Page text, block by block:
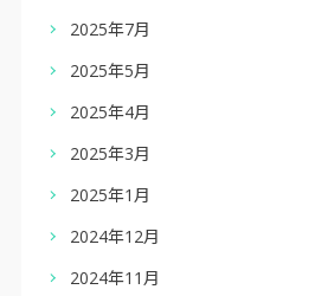
2025年7月
2025年5月
2025年4月
2025年3月
2025年1月
2024年12月
2024年11月